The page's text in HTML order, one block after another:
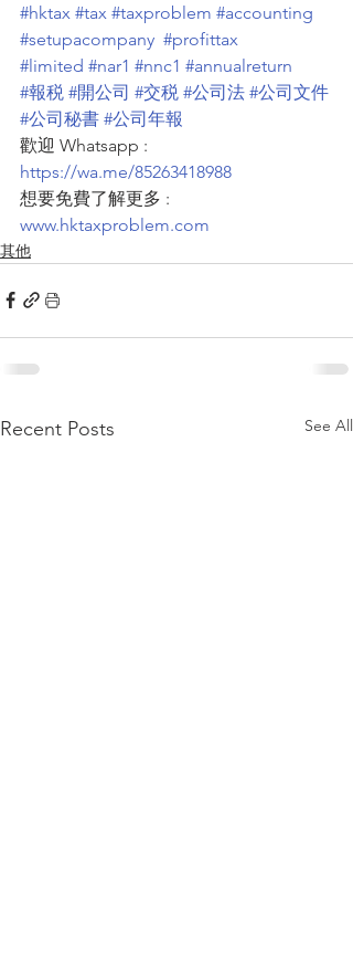
#hktax #tax #taxproblem #accounting
#setupacompany #profittax
#limited #nar1 #nnc1 #annualreturn
#報税 #開公司 #交税 #公司法 #公司文件
#公司秘書 #公司年報
歡迎 Whatsapp :
https://wa.me/85263418988
想要免費了解更多 :
www.hktaxproblem.com
其他
Recent Posts See All